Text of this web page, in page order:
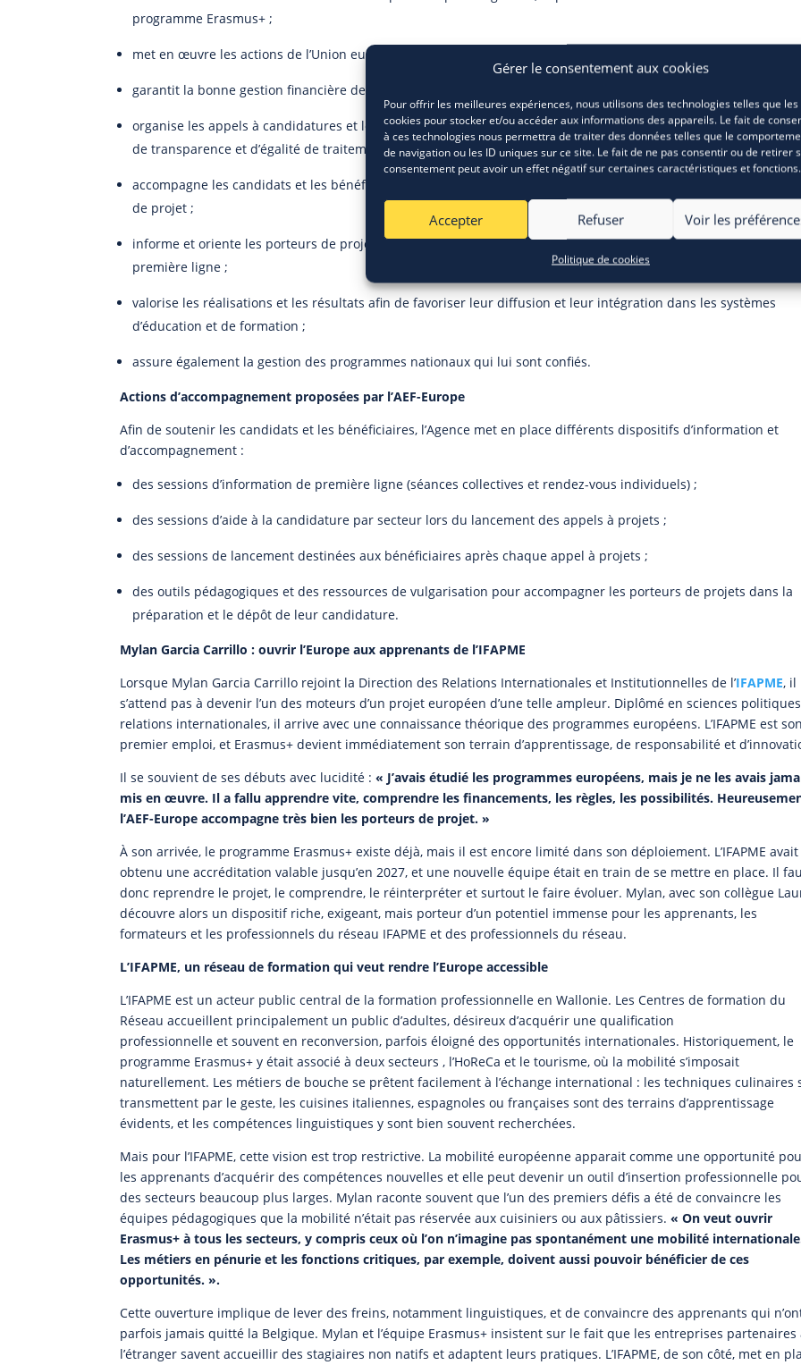
Gérer le consentement aux cookies
Pour offrir les meilleures expériences, nous utilisons des technologies telles que les
cookies pour stocker et/ou accéder aux informations des appareils. Le fait de
à ces technologies nous permettra de traiter des données telles que le
de navigation ou les ID uniques sur ce site. Le fait de ne pas consentir ou de retirer
consentement peut avoir un effet négatif sur certaines caractéristiques et fonctions.
Accepter Refuser Voir les
Politique de cookies
programme Erasmus+ ;
met en œuvre les actions de l’Union européenne prévues dans le cadre du programme ;
garantit la bonne gestion financière des financements européens ;
organise les appels à candidatures et les procédures d’attribution des financements dans le respect des
de transparence et d’égalité de traitement ;
accompagne les candidats et les bénéficiaires en apportant conseil et assistance technique tout au long du cycle
de projet ;
informe et oriente les porteurs de projets potentiels, notamment via des rendez-vous exploratoires individuels
première ligne ;
valorise les réalisations et les résultats afin de favoriser leur diffusion et leur intégration dans les systèmes
d’éducation et de formation ;
assure également la gestion des programmes nationaux qui lui sont confiés.
Actions d’accompagnement proposées par l’AEF-Europe
Afin de soutenir les candidats et les bénéficiaires, l’Agence met en place différents dispositifs d’information et
d’accompagnement :
des sessions d’information de première ligne (séances collectives et rendez-vous individuels) ;
des sessions d’aide à la candidature par secteur lors du lancement des appels à projets ;
des sessions de lancement destinées aux bénéficiaires après chaque appel à projets ;
des outils pédagogiques et des ressources de vulgarisation pour accompagner les porteurs de projets dans la
préparation et le dépôt de leur candidature.
Mylan Garcia Carrillo : ouvrir l’Europe aux apprenants de l’IFAPME
Lorsque Mylan Garcia Carrillo rejoint la Direction des Relations Internationales et Institutionnelles de l’IFAPME, il
s’attend pas à devenir l’un des moteurs d’un projet européen d’une telle ampleur. Diplômé en sciences
relations internationales, il arrive avec une connaissance théorique des programmes européens. L’IFAPME est son
premier emploi, et Erasmus+ devient immédiatement son terrain d’apprentissage, de responsabilité et
Il se souvient de ses débuts avec lucidité :« J’avais étudié les programmes européens, mais je ne les avais
mis en œuvre. Il a fallu apprendre vite, comprendre les financements, les règles, les possibilités.
l’AEF-Europe accompagne très bien les porteurs de projet. »
À son arrivée, le programme Erasmus+ existe déjà, mais il est encore limité dans son déploiement. L’IFAPME avait
obtenu une accréditation valable jusqu’en 2027, et une nouvelle équipe était en train de se mettre en place. Il
donc reprendre le projet, le comprendre, le réinterpréter et surtout le faire évoluer. Mylan, avec son collègue
découvre alors un dispositif riche, exigeant, mais porteur d’un potentiel immense pour les apprenants, les
formateurs et les professionnels du réseau IFAPME et des professionnels du réseau.
L’IFAPME, un réseau de formation qui veut rendre l’Europe accessible
L’IFAPME est un acteur public central de la formation professionnelle en Wallonie. Les Centres de formation du
Réseau accueillent principalement un public d’adultes, désireux d’acquérir une qualification
professionnelle et souvent en reconversion, parfois éloigné des opportunités internationales. Historiquement, le
programme Erasmus+ y était associé à deux secteurs , l’HoReCa et le tourisme, où la mobilité s’imposait
naturellement. Les métiers de bouche se prêtent facilement à l’échange international : les techniques culinaires
transmettent par le geste, les cuisines italiennes, espagnoles ou françaises sont des terrains d’apprentissage
évidents, et les compétences linguistiques y sont bien souvent recherchées.
Mais pour l’IFAPME, cette vision est trop restrictive. La mobilité européenne apparait comme une opportunité
les apprenants d’acquérir des compétences nouvelles et elle peut devenir un outil d’insertion professionnelle
des secteurs beaucoup plus larges. Mylan raconte souvent que l’un des premiers défis a été de convaincre les
équipes pédagogiques que la mobilité n’était pas réservée aux cuisiniers ou aux pâtissiers.« On veut ouvrir
Erasmus+ à tous les secteurs, y compris ceux où l’on n’imagine pas spontanément une mobilité
Les métiers en pénurie et les fonctions critiques, par exemple, doivent aussi pouvoir bénéficier de ces
opportunités. ».
Cette ouverture implique de lever des freins, notamment linguistiques, et de convaincre des apprenants qui
parfois jamais quitté la Belgique. Mylan et l’équipe Erasmus+ insistent sur le fait que les entreprises partenaires
l’étranger savent accueillir des stagiaires non natifs et adaptent leurs pratiques. L’IFAPME, de son côté, met en